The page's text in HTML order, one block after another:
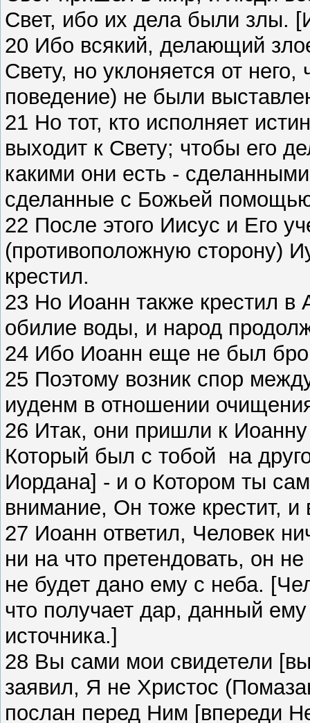
Свет, ибо их дела были злы.
20 Ибо всякий, делающий
Свету, но уклоняется от
поведение) не были
21 Но тот, кто исполняет
выходит к Свету; чтобы его
какими они есть -
сделанные с Божьей
22 После этого Иисус и Его
(противоположную сторону)
крестил.
23 Но Иоанн также крестил
обилие воды, и народ
24 Ибо Иоанн еще не был
25 Поэтому возник спор
иуденм в отношении
26 Итак, они пришли к
Который был с тобой на
Иордана] - и о Котором ты
внимание, Он тоже крестит,
27 Иоанн ответил, Человек
ни на что претендовать, он
не будет дано ему с неба.
что получает дар, данный ему
источника.]
28 Вы сами мои свидетели
заявил, Я не Христос
послан перед Ним [впереди